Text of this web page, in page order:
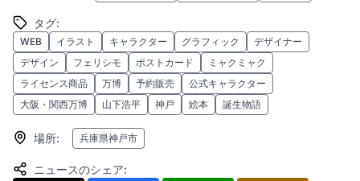
タグ:
WEB イラスト キャラクター グラフィック
デザイナー
デザイン
フェリシモ ポストカード
ミャクミャク
ライセンス商品
万博 予約販売
公式キャラクター
大阪・関西万博
山下浩平 神戸 絵本 誕生物語
場所: 兵庫県神戸市
ニュースのシェア: